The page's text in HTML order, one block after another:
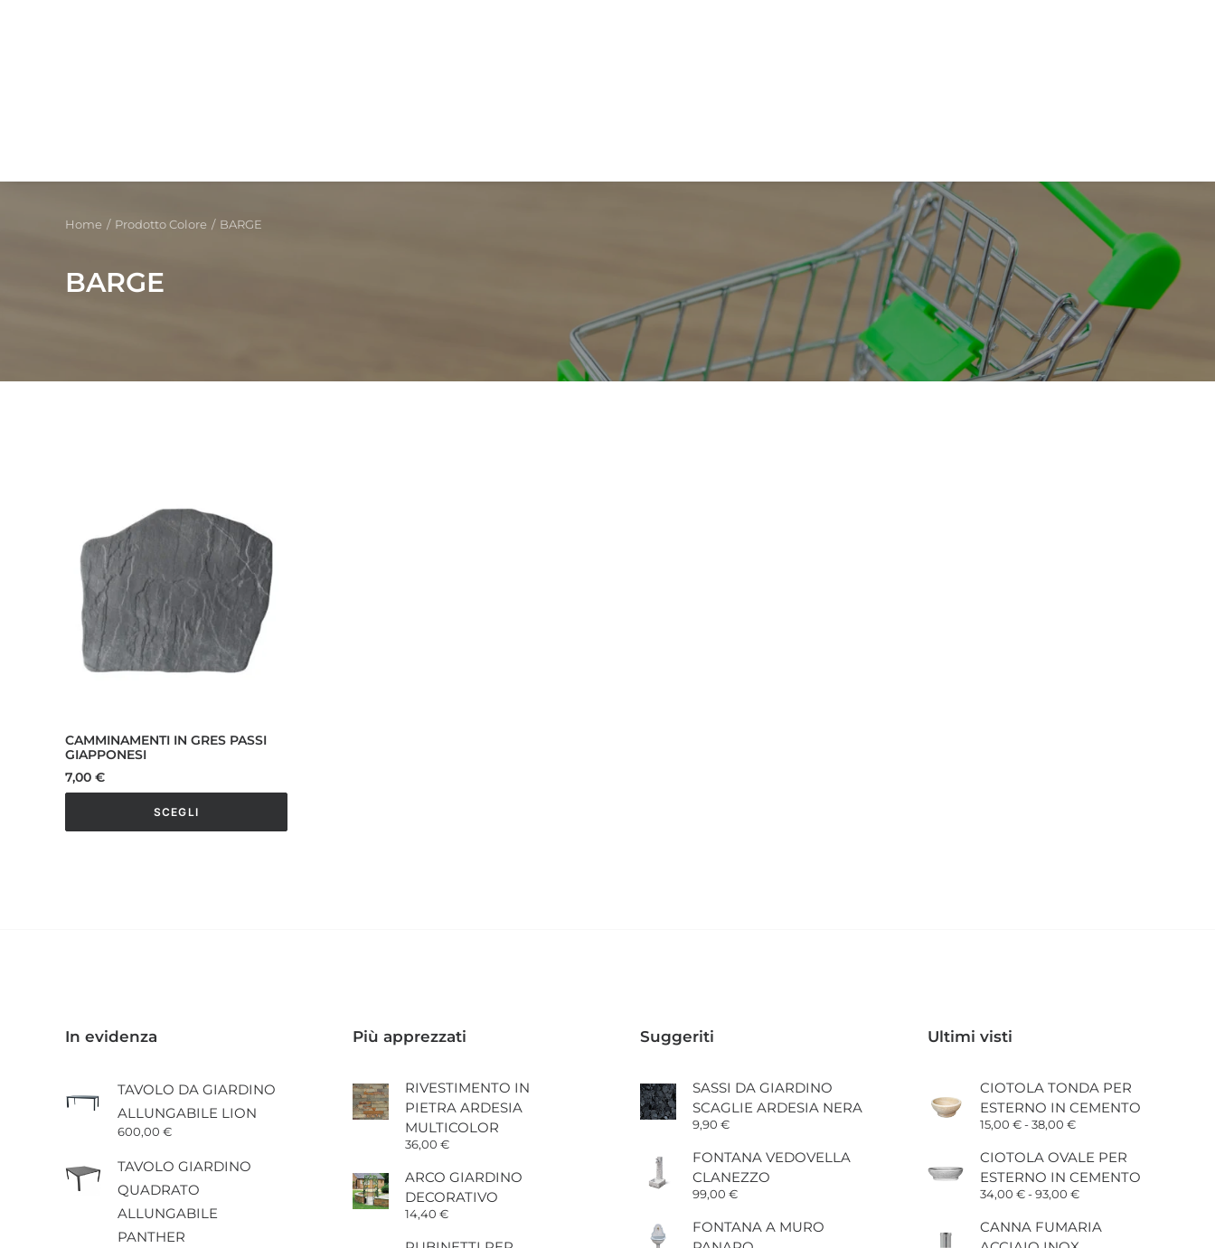
Home Prodotto Colore BARGE
BARGE
CAMMINAMENTI IN GRES PASSI
GIAPPONESI
7,00 €
SCEGLI
pagina
del
In evidenza
TAVOLO DA GIARDINO
ALLUNGABILE LION
600,00 €
TAVOLO GIARDINO
QUADRATO
ALLUNGABILE
PANTHER
Più apprezzati
RIVESTIMENTO IN
PIETRA ARDESIA
MULTICOLOR
36,00 €
ARCO GIARDINO
DECORATIVO
14,40 €
Suggeriti
SASSI DA GIARDINO
SCAGLIE ARDESIA NERA
9,90 €
FONTANA VEDOVELLA
CLANEZZO
99,00 €
FONTANA A MURO
Ultimi visti
CIOTOLA TONDA PER
ESTERNO IN CEMENTO
15,00 €-38,00 €Fascia
prezzo:
da
15,00 €
a
CIOTOLA OVALE PER
ESTERNO IN CEMENTO
34,00 €-93,00 €Fascia
prezzo:
da
CANNA FUMARIA